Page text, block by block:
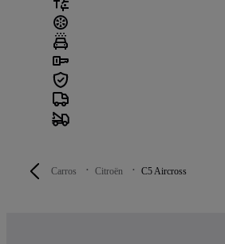
Carros Citroën C5 Aircross